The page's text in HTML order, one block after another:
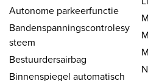
Autonome parkeerfunctie
Bandenspanningscontrolesy
steem
Bestuurdersairbag
Binnenspiegel automatisch